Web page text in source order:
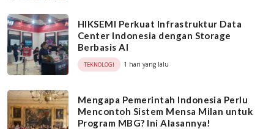
HIKSEMI Perkuat Infrastruktur Data
Center Indonesia dengan Storage
Berbasis AI
TEKNOLOGI 1 hari yang lalu
Mengapa Pemerintah Indonesia Perlu
Mencontoh Sistem Mensa Milan untuk
Program MBG? Ini Alasannya!